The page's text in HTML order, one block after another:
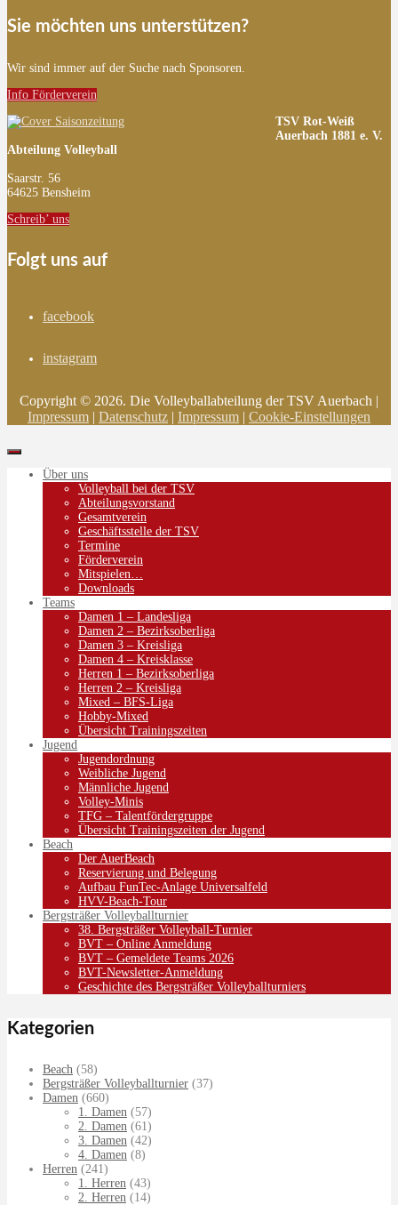
Sie möchten uns unterstützen?
Wir sind immer auf der Suche nach Sponsoren.
Info Förderverein
TSV Rot-Weiß
Auerbach 1881 e. V.
Abteilung Volleyball
Saarstr. 56
64625 Bensheim
Schreib’ uns
Folgt uns auf
facebook
instagram
Copyright © 2026. Die Volleyballabteilung der TSV Auerbach |
Impressum | Datenschutz | Impressum | Cookie-Einstellungen
Über uns
Volleyball bei der TSV
Abteilungsvorstand
Gesamtverein
Geschäftsstelle der TSV
Termine
Förderverein
Mitspielen…
Downloads
Teams
Damen 1 – Landesliga
Damen 2 – Bezirksoberliga
Damen 3 – Kreisliga
Damen 4 – Kreisklasse
Herren 1 – Bezirksoberliga
Herren 2 – Kreisliga
Mixed – BFS-Liga
Hobby-Mixed
Übersicht Trainingszeiten
Jugend
Jugendordnung
Weibliche Jugend
Männliche Jugend
Volley-Minis
TFG – Talentfördergruppe
Übersicht Trainingszeiten der Jugend
Beach
Der AuerBeach
Reservierung und Belegung
Aufbau FunTec-Anlage Universalfeld
HVV-Beach-Tour
Bergsträßer Volleyballturnier
38. Bergsträßer Volleyball-Turnier
BVT – Online Anmeldung
BVT – Gemeldete Teams 2026
BVT-Newsletter-Anmeldung
Geschichte des Bergsträßer Volleyballturniers
Kategorien
Beach (58)
Bergsträßer Volleyballturnier (37)
Damen (660)
1. Damen (57)
2. Damen (61)
3. Damen (42)
4. Damen (8)
Herren (241)
1. Herren (43)
2. Herren (14)